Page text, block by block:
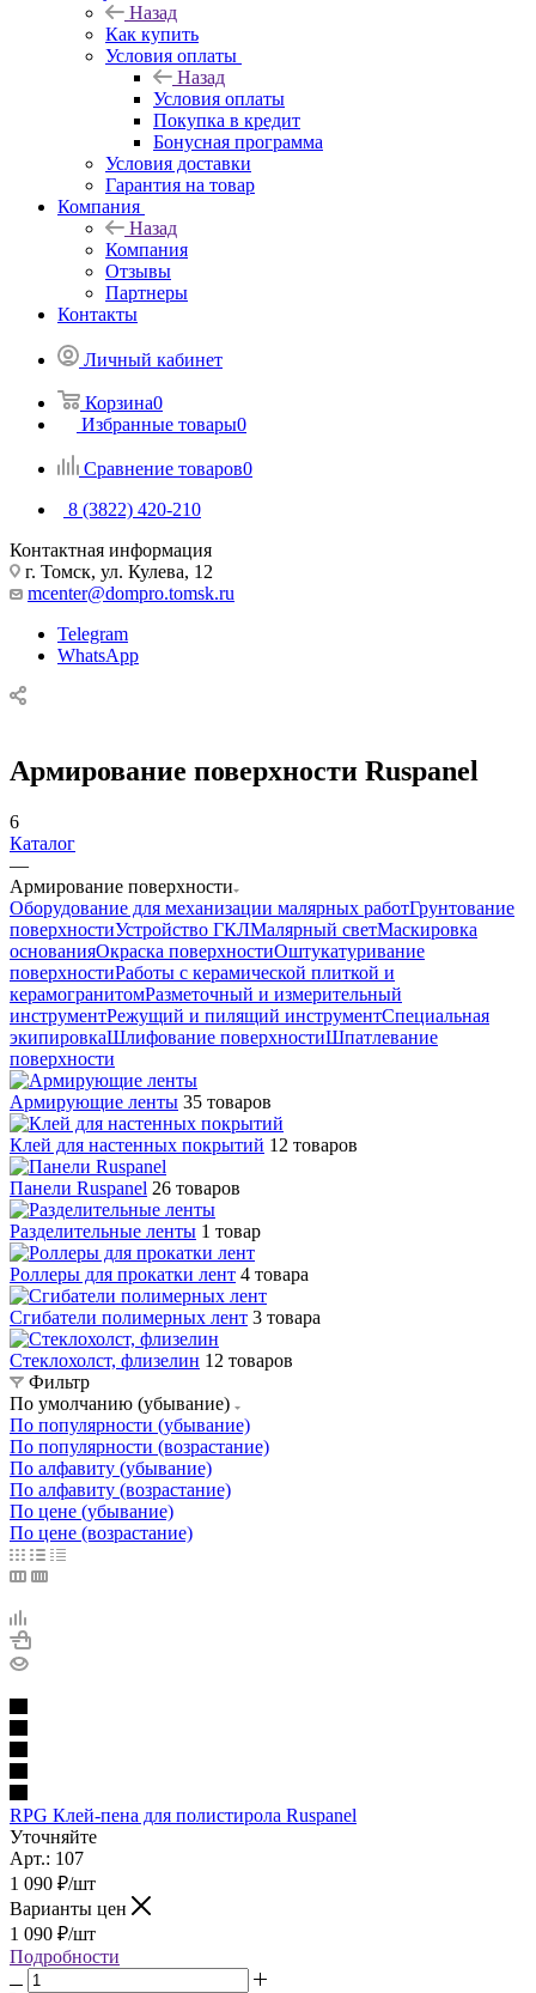
Назад
Как купить
Условия оплаты
Назад
Условия оплаты
Покупка в кредит
Бонусная программа
Условия доставки
Гарантия на товар
Компания
Назад
Компания
Отзывы
Партнеры
Контакты
Личный кабинет
Корзина0
Избранные товары0
Сравнение товаров0
8 (3822) 420-210
Контактная информация
г. Томск, ул. Кулева, 12
mcenter@dompro.tomsk.ru
Telegram
WhatsApp
Армирование поверхности Ruspanel
6
Каталог
—
Армирование поверхности
Оборудование для механизации малярных работГрунтование
поверхностиУстройство ГКЛМалярный светМаскировка
основанияОкраска поверхностиОштукатуривание
поверхностиРаботы с керамической плиткой и
керамогранитомРазметочный и измерительный
инструментРежущий и пилящий инструментСпециальная
экипировкаШлифование поверхностиШпатлевание
поверхности
Армирующие ленты 35 товаров
Клей для настенных покрытий 12 товаров
Панели Ruspanel 26 товаров
Разделительные ленты 1 товар
Роллеры для прокатки лент 4 товара
Сгибатели полимерных лент 3 товара
Стеклохолст, флизелин 12 товаров
Фильтр
По умолчанию (убывание)
По популярности (убывание)
По популярности (возрастание)
По алфавиту (убывание)
По алфавиту (возрастание)
По цене (убывание)
По цене (возрастание)
RPG Клей-пена для полистирола Ruspanel
Уточняйте
Арт.: 107
1 090 ₽/шт
Варианты цен
1 090 ₽/шт
Подробности